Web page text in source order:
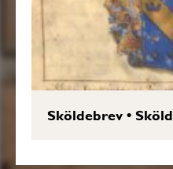
Sköldebrev•